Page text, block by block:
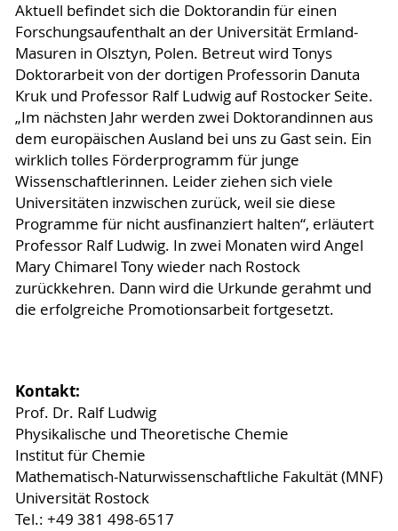
Aktuell befindet sich die Doktorandin für einen
Forschungsaufenthalt an der Universität Ermland-
Masuren in Olsztyn, Polen. Betreut wird Tonys
Doktorarbeit von der dortigen Professorin Danuta
Kruk und Professor Ralf Ludwig auf Rostocker Seite.
„Im nächsten Jahr werden zwei Doktorandinnen aus
dem europäischen Ausland bei uns zu Gast sein. Ein
wirklich tolles Förderprogramm für junge
Wissenschaftlerinnen. Leider ziehen sich viele
Universitäten inzwischen zurück, weil sie diese
Programme für nicht ausfinanziert halten“, erläutert
Professor Ralf Ludwig. In zwei Monaten wird Angel
Mary Chimarel Tony wieder nach Rostock
zurückkehren. Dann wird die Urkunde gerahmt und
die erfolgreiche Promotionsarbeit fortgesetzt.
Kontakt:
Prof. Dr. Ralf Ludwig
Physikalische und Theoretische Chemie
Institut für Chemie
Mathematisch-Naturwissenschaftliche Fakultät (MNF)
Universität Rostock
Tel.: +49 381 498-6517